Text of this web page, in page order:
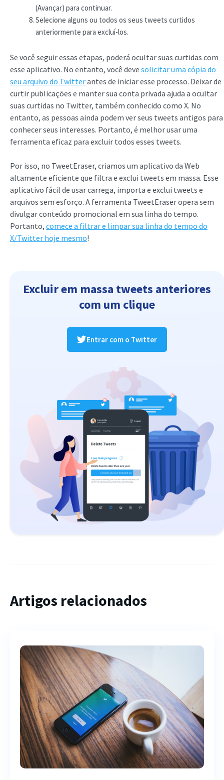
(Avançar) para continuar.
Selecione alguns ou todos os seus tweets curtidos
anteriormente para excluí-los.
Se você seguir essas etapas, poderá ocultar suas curtidas com
esse aplicativo. No entanto, você deve solicitar uma cópia do
seu arquivo do Twitterantes de iniciar esse processo. Deixar de
curtir publicações e manter sua conta privada ajuda a ocultar
suas curtidas no Twitter, também conhecido como X. No
entanto, as pessoas ainda podem ver seus tweets antigos para
conhecer seus interesses. Portanto, é melhor usar uma
ferramenta eficaz para excluir todos esses tweets.
Por isso, no TweetEraser, criamos um aplicativo da Web
altamente eficiente que filtra e exclui tweets em massa. Esse
aplicativo fácil de usar carrega, importa e exclui tweets e
arquivos sem esforço. A ferramenta TweetEraser opera sem
divulgar conteúdo promocional em sua linha do tempo.
Portanto, comece a filtrar e limpar sua linha do tempo do
X/Twitter hoje mesmo!
Excluir em massa tweets anteriores
com um clique
Entrar com o Twitter
Artigos relacionados